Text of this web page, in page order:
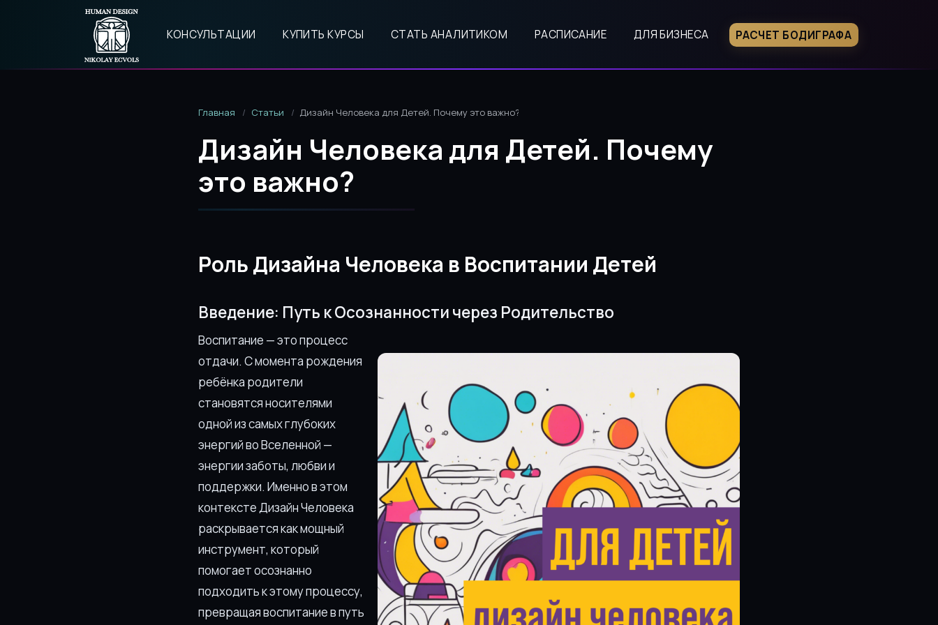
КОНСУЛЬТАЦИИ КУПИТЬ КУРСЫ СТАТЬ АНАЛИТИКОМ РАСПИСАНИЕ ДЛЯ БИЗНЕСА РАСЧЕТ БОДИГРАФА
Главная Статьи Дизайн Человека для Детей. Почему это важно?
Дизайн Человека для Детей. Почему
это важно?
Роль Дизайна Человека в Воспитании Детей
Введение: Путь к Осознанности через Родительство
Воспитание — это процесс
отдачи. С момента рождения
ребёнка родители
становятся носителями
одной из самых глубоких
энергий во Вселенной —
энергии заботы, любви и
поддержки. Именно в этом
контексте Дизайн Человека
раскрывается как мощный
инструмент, который
помогает осознанно
подходить к этому процессу,
превращая воспитание в путь